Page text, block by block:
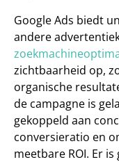
Google Ads biedt
zichtbaarheid op,
organische
de campagne is
gekoppeld aan
meetbare ROI. Er